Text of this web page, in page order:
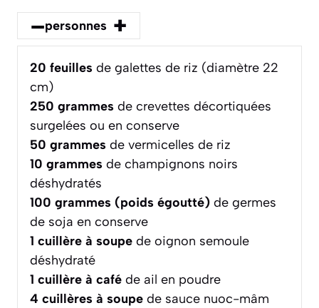
–personnes +
20 feuilles de galettes de riz (diamètre 22
cm)
250 grammes de crevettes décortiquées
surgelées ou en conserve
50 grammes de vermicelles de riz
10 grammes de champignons noirs
déshydratés
100 grammes (poids égoutté) de germes
de soja en conserve
1 cuillère à soupe de oignon semoule
déshydraté
1 cuillère à café de ail en poudre
4 cuillères à soupe de sauce nuoc-mâm